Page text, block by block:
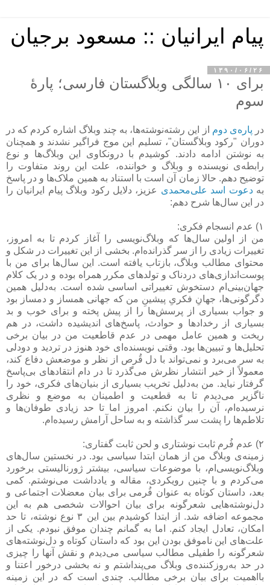
پیام ایرانیان :: مسعود برجیان
۱۳۹۰/۰۶/۲۶
برای ۱۰ سالگی وبلاگستان فارسی؛ پارهٔ
سوم
در پاره‌ی دوم از این رشته‌نوشته‌ها، به چند وبلاگ اشاره کردم که در
دوران "رکود وبلاگستان"، تسلیم این موج فراگیر نشدند و همچنان
به نوشتن ادامه دادند. کوشیدم با درونکاوی این وبلاگ‌ها و نوع
رابطه‌ی نویسنده و وبلاگ و خواننده، علت این روند متفاوت را
توضیح دهم. حالا زمان آن است با استناد به همین ملاک‌ها و در پاسخ
بهدعوت اسد علی‌محمدی عزیز، دلایل رکود وبلاگ پیام ایرانیان را
در این سال‌ها شرح دهم:
۱) عدم انسجام فکری:
من از اولین سال‌ها که وبلاگ‌نویسی را آغاز کردم تا به امروز،
تغییرات زیادی را از سر گذرانده‌ام. بخشی از این تغییرات در شکل و
محتوای مطالب وبلاگ، بازتاب یافته است. این سال‌ها برای من با
پوست‌اندازی‌های دردناک و تولدهای مکرر همراه بوده و در یک کلام
جهان‌بینی‌ام دستخوش تغییراتی اساسی شده است. به‌دلیل همین
دگرگونی‌ها، جهانِ فکریِ پیشینِ من که جهانی همساز و دمساز بود
و جواب بسیاری از پرسش‌ها را از پیش پخته و برای خوب و بد
بسیاری از رخدادها و حوادث، پاسخ‌های اندیشیده داشت، در هم
ریخت و همین عامل مهمی در عدم قاطعیت من در بیان برخی
تحلیل‌ها و تبیین‌ها بود. وقتی نویسنده‌ای خود هنوز در تردید و دودلی
به سر می‌برد و نمی‌تواند با دل قُرص از نظر و موضعش دفاع کند،
معمولاً از خیر انتشار نظرش می‌گذرد تا در دام انتقادهای بی‌پاسخ
گرفتار نیاید. من به‌دلیل تخریب بسیاری از بنیان‌های فکری، خود را
ناگزیر می‌دیدم تا به قطعیت و اطمینان به موضع و نظری
نرسیده‌ام، آن را بیان نکنم. امروز اما تا حد زیادی طوفان‌ها و
تلاطم‌ها را پشت سر گذاشته و به ساحل آرامش رسیده‌ام.
۲) عدم فُرم ثابت نوشتاری و لحن ثابت گفتاری:
زمینه‌ی وبلاگ من از همان ابتدا سیاسی بود. در نخستین سال‌های
وبلاگ‌نویسی‌ام، با موضوعات سیاسی، بیشتر ژورنالیستی برخورد
می‌کردم و با چنین رویکردی، مقاله و یادداشت می‌نوشتم. کمی
بعد، داستان کوتاه به عنوان فُرمی برای بیان معضلات اجتماعی و
دل‌نوشته‌هایی شعرگونه برای بیان احوالات شخصی هم به این
مجموعه اضافه شد. از ابتدا کوشیدم بین این ۳ نوع نوشته، تا حد
امکان، تعادل ایجاد کنم. اما به گمانم چندان موفق نبودم. یکی از
علت‌های این ناموفق بودن این بود که داستان کوتاه و دل‌نوشته‌های
شعرگونه را طفیلی مطالب سیاسی می‌دیدم و نقش آنها را چیزی
در حد به‌روزکننده‌ی وبلاگ می‌پنداشتم و نه بخشی درخور اعتنا و
بااهمیت برای بیان برخی مطالب. چندی است که در این زمینه